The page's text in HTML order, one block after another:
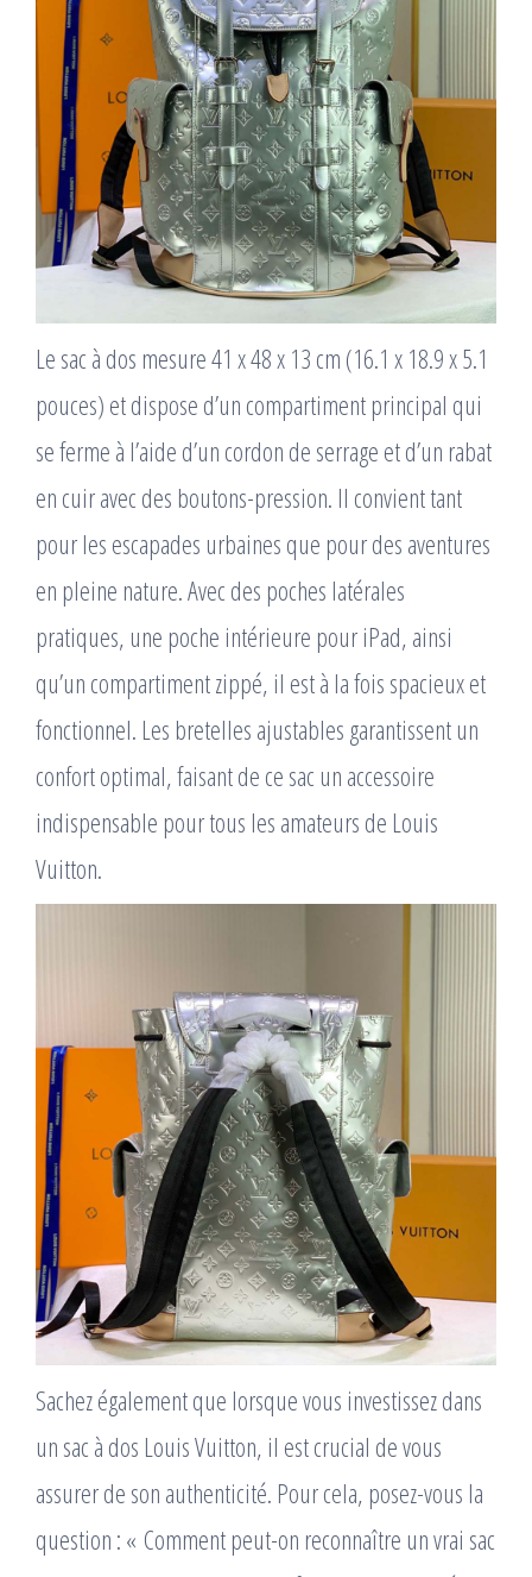
Le sac à dos mesure 41 x 48 x 13 cm (16.1 x 18.9 x 5.1
pouces) et dispose d’un compartiment principal qui
se ferme à l’aide d’un cordon de serrage et d’un rabat
en cuir avec des boutons-pression. Il convient tant
pour les escapades urbaines que pour des aventures
en pleine nature. Avec des poches latérales
pratiques, une poche intérieure pour iPad, ainsi
qu’un compartiment zippé, il est à la fois spacieux et
fonctionnel. Les bretelles ajustables garantissent un
confort optimal, faisant de ce sac un accessoire
indispensable pour tous les amateurs de Louis
Vuitton.
Sachez également que lorsque vous investissez dans
un sac à dos Louis Vuitton, il est crucial de vous
assurer de son authenticité. Pour cela, posez-vous la
question : « Comment peut-on reconnaître un vrai sac